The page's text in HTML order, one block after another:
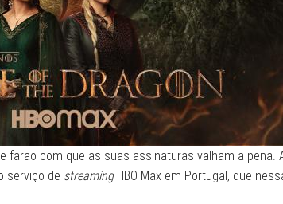
farão com que as suas assinaturas valham a pena.
serviço de streaming HBO Max em Portugal, que